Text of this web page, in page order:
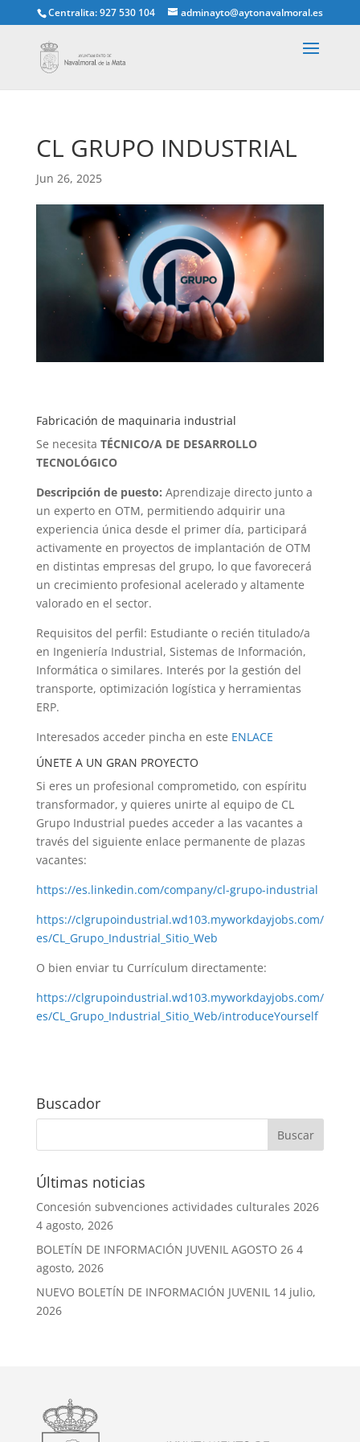
Centralita: 927 530 104 adminayto@aytonavalmoral.es
CL GRUPO INDUSTRIAL
Jun 26, 2025
Fabricación de maquinaria industrial
Se necesita TÉCNICO/A DE DESARROLLO
TECNOLÓGICO
Descripción de puesto: Aprendizaje directo junto a
un experto en OTM, permitiendo adquirir una
experiencia única desde el primer día, participará
activamente en proyectos de implantación de OTM
en distintas empresas del grupo, lo que favorecerá
un crecimiento profesional acelerado y altamente
valorado en el sector.
Requisitos del perfil: Estudiante o recién titulado/a
en Ingeniería Industrial, Sistemas de Información,
Informática o similares. Interés por la gestión del
transporte, optimización logística y herramientas
ERP.
Interesados acceder pincha en este ENLACE
ÚNETE A UN GRAN PROYECTO
Si eres un profesional comprometido, con espíritu
transformador, y quieres unirte al equipo de CL
Grupo Industrial puedes acceder a las vacantes a
través del siguiente enlace permanente de plazas
vacantes:
https://es.linkedin.com/company/cl-grupo-industrial
https://clgrupoindustrial.wd103.myworkdayjobs.com/
es/CL_Grupo_Industrial_Sitio_Web
O bien enviar tu Currículum directamente:
https://clgrupoindustrial.wd103.myworkdayjobs.com/
es/CL_Grupo_Industrial_Sitio_Web/introduceYourself
Buscador
Últimas noticias
Concesión subvenciones actividades culturales 2026
4 agosto, 2026
BOLETÍN DE INFORMACIÓN JUVENIL AGOSTO 26 4
agosto, 2026
NUEVO BOLETÍN DE INFORMACIÓN JUVENIL 14 julio,
2026